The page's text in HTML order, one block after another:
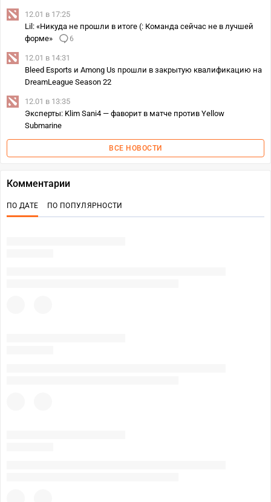
12.01 в 17:25
Lil: «Никуда не прошли в итоге (: Команда сейчас не в лучшей
форме»
6
12.01 в 14:31
Bleed Esports и Among Us прошли в закрытую квалификацию на
DreamLeague Season 22
12.01 в 13:35
Эксперты: Klim Sani4 — фаворит в матче против Yellow
Submarine
ВСЕ НОВОСТИ
Комментарии
ПО ДАТЕ ПО ПОПУЛЯРНОСТИ